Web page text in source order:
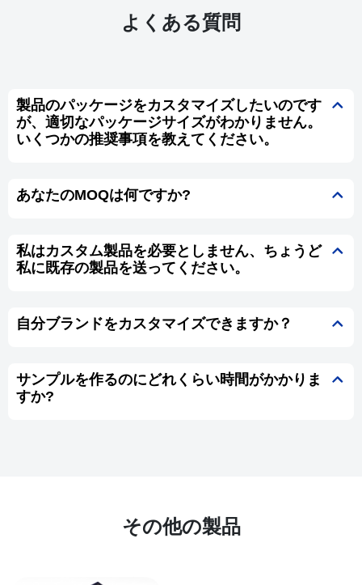
よくある質問
製品のパッケージをカスタマイズしたいのです
が、適切なパッケージサイズがわかりません。
いくつかの推奨事項を教えてください。
あなたのMOQは何ですか?
私はカスタム製品を必要としません、ちょうど
私に既存の製品を送ってください。
自分ブランドをカスタマイズできますか？
サンプルを作るのにどれくらい時間がかかりま
すか?
その他の製品